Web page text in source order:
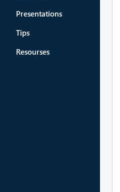
Presentations
Tips
Resourses